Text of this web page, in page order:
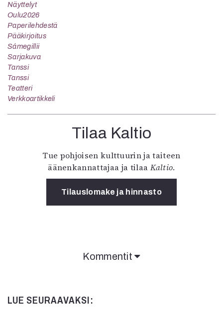
Näyttelyt
Oulu2026
Paperilehdestä
Pääkirjoitus
Sámegillii
Sarjakuva
Tanssi
Tanssi
Teatteri
Verkkoartikkeli
Tilaa Kaltio
Tue pohjoisen kulttuurin ja taiteen
äänenkannattajaa ja tilaa Kaltio.
Tilauslomake ja hinnasto
Kommentit
LUE SEURAAVAKSI: